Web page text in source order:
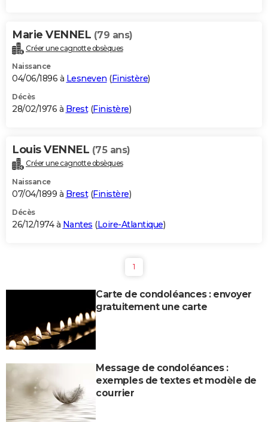
Marie VENNEL (79 ans)
Créer une cagnotte obsèques
Naissance
04/06/1896 à Lesneven (Finistère)
Décès
28/02/1976 à Brest(Finistère)
Louis VENNEL (75 ans)
Créer une cagnotte obsèques
Naissance
07/04/1899 à Brest(Finistère)
Décès
26/12/1974 à Nantes (Loire-Atlantique)
1
Carte de condoléances : envoyer
gratuitement une carte
Message de condoléances :
exemples de textes et modèle de
courrier